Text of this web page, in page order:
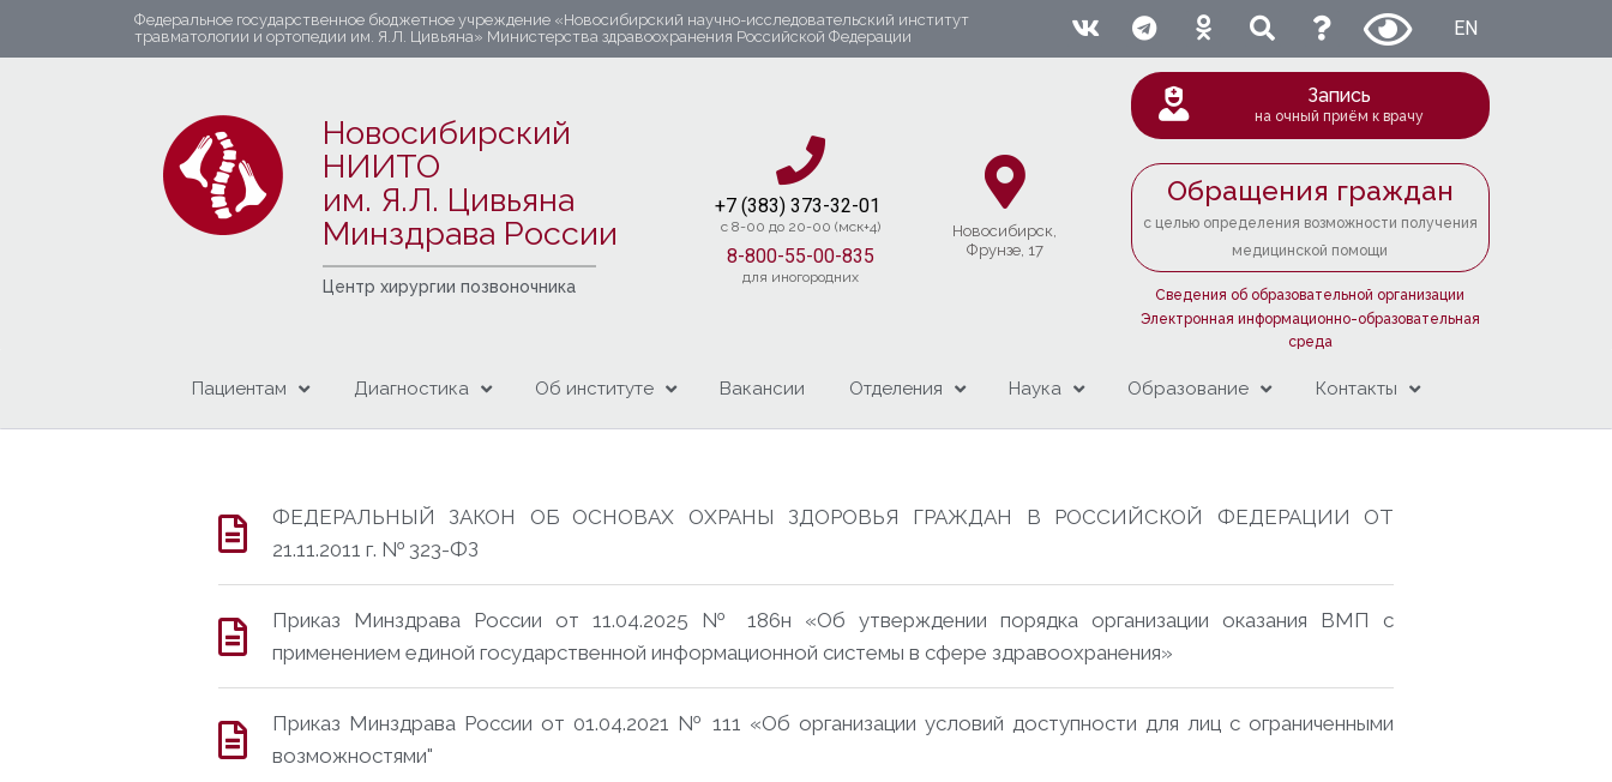
Федеральное государственное бюджетное учреждение «Новосибирский научно-исследовательский институт
травматологии и ортопедии им. Я.Л. Цивьяна» Министерства здравоохранения Российской Федерации
EN
Новосибирский
НИИТО
им. Я.Л. Цивьяна
Минздрава России
Центр хирургии позвоночника
+7 (383) 373-32-01​
c 8-00 до 20-00 (мск+4)
8-800-55-00-835
для иногородних
Новосибирcк,
Фрунзе, 17
Запись
на очный приём к врачу
Обращения граждан
с целью определения возможности получения
медицинской помощи
Сведения об образовательной организации
Электронная информационно-образовательная
среда
Пациентам Диагностика Об институте Вакансии Отделения Наука Образование Контакты
ФЕДЕРАЛЬНЫЙ ЗАКОН ОБ ОСНОВАХ ОХРАНЫ ЗДОРОВЬЯ ГРАЖДАН В РОССИЙСКОЙ ФЕДЕРАЦИИ ОТ
21.11.2011 г. № 323-ФЗ
Приказ Минздрава России от 11.04.2025 № 186н «Об утверждении порядка организации оказания ВМП с
применением единой государственной информационной системы в сфере здравоохранения»
Приказ Минздрава России от 01.04.2021 № 111 «Об организации условий доступности для лиц с ограниченными
возможностями"